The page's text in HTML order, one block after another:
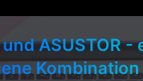
ASUSTOR -
Kombination